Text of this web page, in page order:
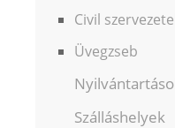
Civil
Üvegzseb
Szálláshelyek